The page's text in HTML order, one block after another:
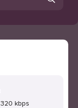
320 kbps